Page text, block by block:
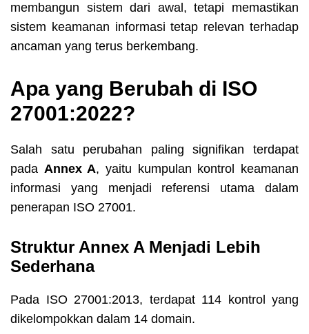
membangun sistem dari awal, tetapi memastikan
sistem keamanan informasi tetap relevan terhadap
ancaman yang terus berkembang.
Apa yang Berubah di ISO
27001:2022?
Salah satu perubahan paling signifikan terdapat
pada Annex A, yaitu kumpulan kontrol keamanan
informasi yang menjadi referensi utama dalam
penerapan ISO 27001.
Struktur Annex A Menjadi Lebih
Sederhana
Pada ISO 27001:2013, terdapat 114 kontrol yang
dikelompokkan dalam 14 domain.